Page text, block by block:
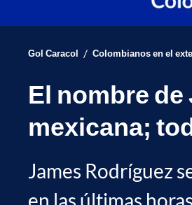
Gol Caracol / Colombianos en el
El nombre
mexicana;
James Rodríguez
en las últimas